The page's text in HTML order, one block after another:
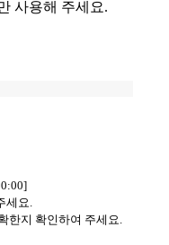
사용해 주세요.
요.
한지 확인하여 주세요.